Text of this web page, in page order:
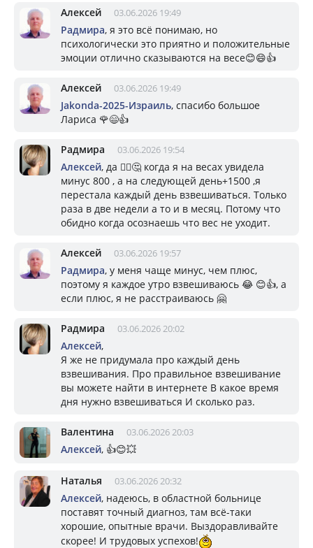
Алексей 03.06.2026 19:49
Радмира, я это всё понимаю, но
психологически это приятно и положительные
эмоции отлично сказываются на весе😊😄👍
Алексей 03.06.2026 19:49
Jakonda-2025-Израиль, спасибо большое
Лариса 🌹😄👍
Радмира 03.06.2026 19:54
Алексей, да 🙂‍↕️🤔 когда я на весах увидела
минус 800 , а на следующей день+1500 ,я
перестала каждый день взвешиваться. Только
раза в две недели а то и в месяц. Потому что
обидно когда осознаешь что вес не уходит.
Алексей 03.06.2026 19:57
Радмира, у меня чаще минус, чем плюс,
поэтому я каждое утро взвешиваюсь 😂 😊👍, а
если плюс, я не расстраиваюсь 🤗
Радмира 03.06.2026 20:02
Алексей,
Я же не придумала про каждый день
взвешивания. Про правильное взвешивание
вы можете найти в интернете В какое время
дня нужно взвешиваться И сколько раз.
Валентина 03.06.2026 20:03
Алексей, 👍😊💥
Наталья 03.06.2026 20:32
Алексей, надеюсь, в областной больнице
поставят точный диагноз, там всё-таки
хорошие, опытные врачи. Выздоравливайте
скорее! И трудовых успехов!